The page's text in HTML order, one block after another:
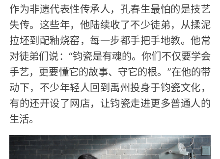
作为非遗代表性传承人，孔春生最怕的是技艺
失传。这些年，他陆续收了不少徒弟，从揉泥
拉坯到配釉烧窑，每一步都手把手地教。他常
对徒弟们说：“钧瓷是有魂的。你们不仅要学会
手艺，更要懂它的故事、守它的根。”在他的带
动下，不少年轻人回到禹州投身于钧瓷文化，
有的还开设了网店，让钧瓷走进更多普通人的
生活。